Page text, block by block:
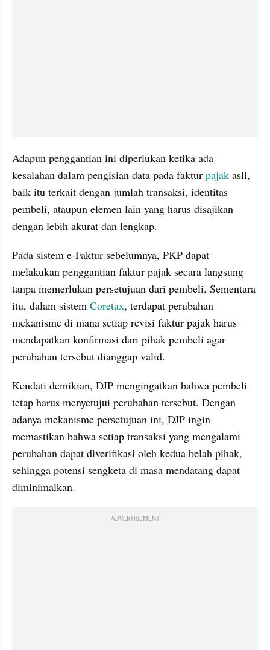
Adapun penggantian ini diperlukan ketika ada
kesalahan dalam pengisian data pada faktur pajak asli,
baik itu terkait dengan jumlah transaksi, identitas
pembeli, ataupun elemen lain yang harus disajikan
dengan lebih akurat dan lengkap.
Pada sistem e-Faktur sebelumnya, PKP dapat
melakukan penggantian faktur pajak secara langsung
tanpa memerlukan persetujuan dari pembeli. Sementara
itu, dalam sistem Coretax, terdapat perubahan
mekanisme di mana setiap revisi faktur pajak harus
mendapatkan konfirmasi dari pihak pembeli agar
perubahan tersebut dianggap valid.
Kendati demikian, DJP mengingatkan bahwa pembeli
tetap harus menyetujui perubahan tersebut. Dengan
adanya mekanisme persetujuan ini, DJP ingin
memastikan bahwa setiap transaksi yang mengalami
perubahan dapat diverifikasi oleh kedua belah pihak,
sehingga potensi sengketa di masa mendatang dapat
diminimalkan.
ADVERTISEMENT